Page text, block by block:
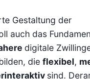
Gestaltung der
auch das
digitale
die flexibel,
sind.